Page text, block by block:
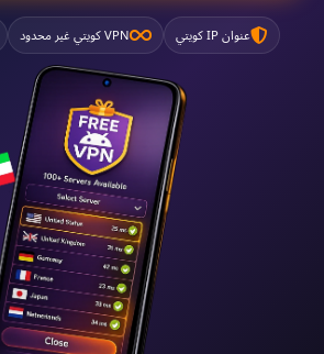
عنوان IP كويتي VPN كويتي غير محدود